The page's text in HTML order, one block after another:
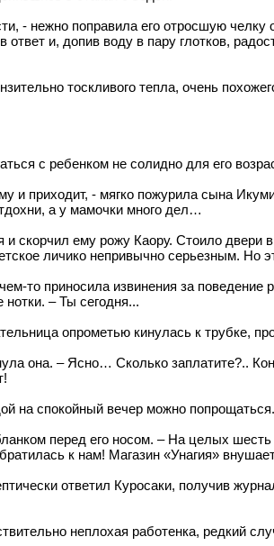
- нежно поправила его отросшую
и, допив воду в пару глотков,
тоскливого тепла, очень
с ребенком не солидно для его
и приходит, - мягко пожурила сына
а у мамочки много дел…
скорчил ему рожу Каору. Стоило двери
личико непривычно серьезным. Но
то приносила извинения за поведение
– Ты сегодня...
опрометью кинулась к трубке,
она. – Ясно… Сколько заплатите?..
на спокойный вечер можно попрощаться.
перед его носом. – На целых
к нам! Магазин «Унагия»
ответил Куросаки, получив
неплохая работенка, редкий